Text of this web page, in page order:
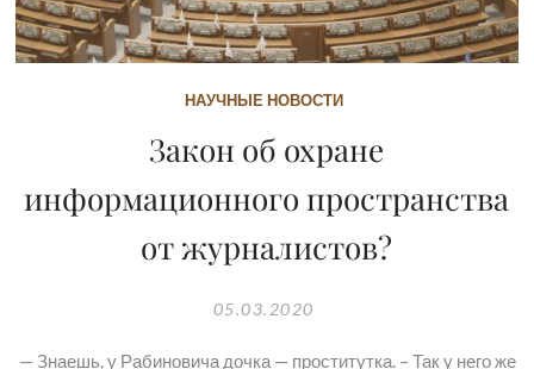
НАУЧНЫЕ НОВОСТИ
Закон об охране
информационного пространства
от журналистов?
05.03.2020
— Знаешь, у Рабиновича дочка — проститутка. – Так у него же